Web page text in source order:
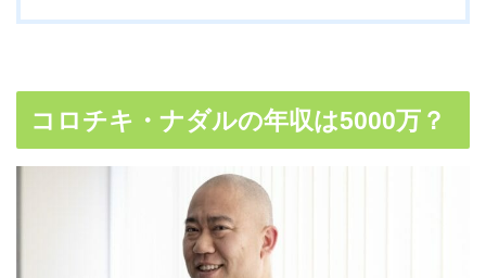
コロチキ・ナダルの年収は5000万？